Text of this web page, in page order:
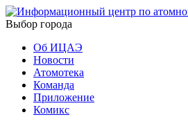
Выбор города
Об ИЦАЭ
Новости
Атомотека
Команда
Приложение
Комикс